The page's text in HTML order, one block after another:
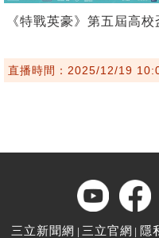
《特戰英豪》第五屆高
直播時間：2025/12/19
三立新聞網 三立官網 隱